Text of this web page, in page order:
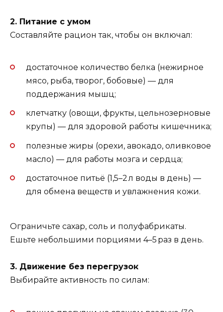
2. Питание с умом
Составляйте рацион так, чтобы он включал:
достаточное количество белка (нежирное
мясо, рыба, творог, бобовые) — для
поддержания мышц;
клетчатку (овощи, фрукты, цельнозерновые
крупы) — для здоровой работы кишечника;
полезные жиры (орехи, авокадо, оливковое
масло) — для работы мозга и сердца;
достаточное питьё (1,5–2 л воды в день) —
для обмена веществ и увлажнения кожи.
Ограничьте сахар, соль и полуфабрикаты.
Ешьте небольшими порциями 4–5 раз в день.
3. Движение без перегрузок
Выбирайте активность по силам: